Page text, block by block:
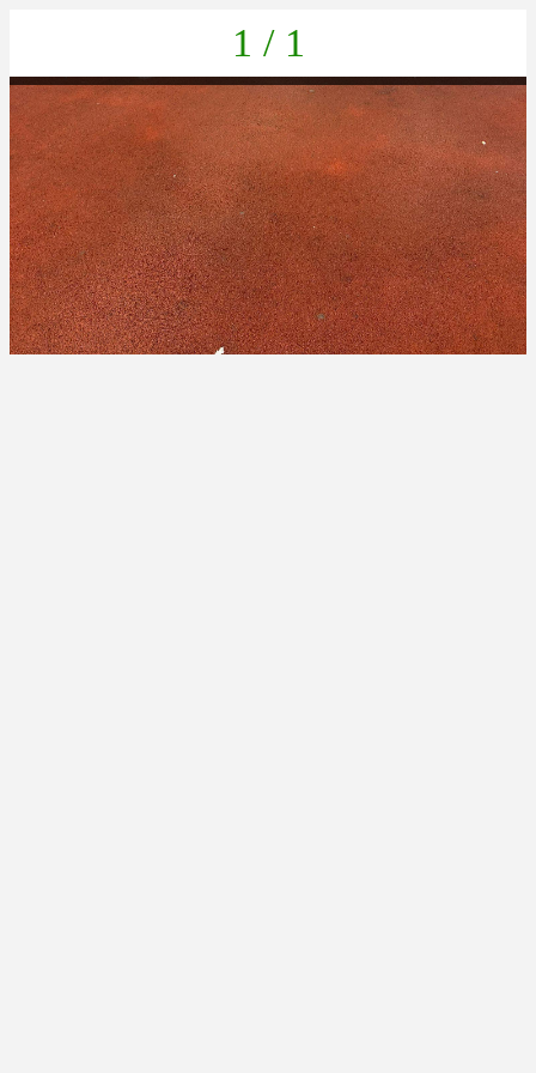
1 / 1
e059dc35-0c71-43a0-9c2d-bc7240dd1658